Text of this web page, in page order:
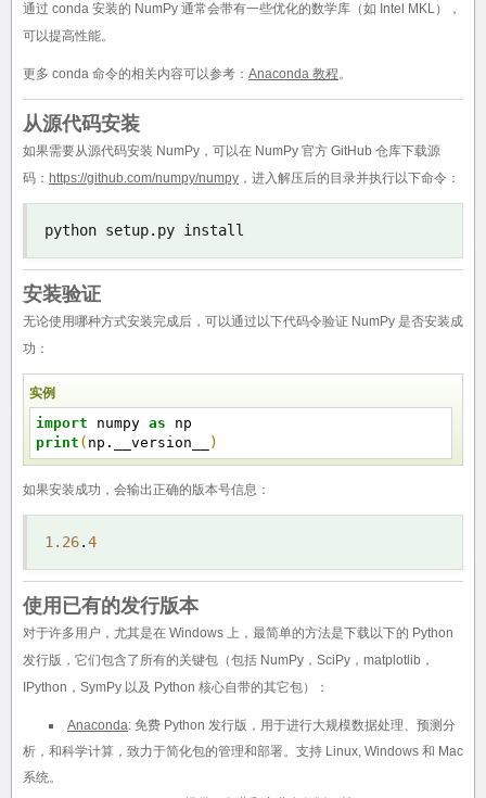
通过 conda 安装的 NumPy 通常会带有一些优化的数学库（如 Intel MKL），
可以提高性能。
更多 conda 命令的相关内容可以参考： Anaconda 教程。
从源代码安装
如果需要从源代码安装 NumPy，可以在 NumPy 官方 GitHub 仓库下载源
码： https://github.com/numpy/numpy ，进入解压后的目录并执行以下命令：
python setup. py install
安装验证
无论使用哪种方式安装完成后，可以通过以下代码令验证 NumPy 是否安装成
功：
实例
import numpy as np
print ( np.__version__ )
如果安装成功，会输出正确的版本号信息：
1.26.4
使用已有的发行版本
对于许多用户，尤其是在 Windows 上，最简单的方法是下载以下的 Python
发行版，它们包含了所有的关键包（包括 NumPy，SciPy，matplotlib，
IPython，SymPy 以及 Python 核心自带的其它包）：
Anaconda: 免费 Python 发行版，用于进行大规模数据处理、预测分
析，和科学计算，致力于简化包的管理和部署。支持 Linux, Windows 和 Mac
系统。